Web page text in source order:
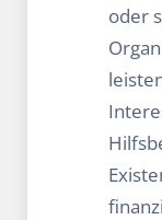
oder